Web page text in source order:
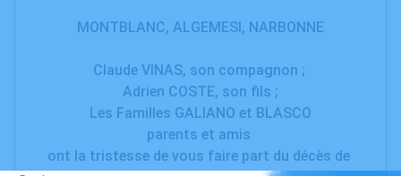
MONTBLANC, ALGEMESI, NARBONNE
Claude VINAS, son compagnon ;
Adrien COSTE, son fils ;
Les Familles GALIANO et BLASCO
parents et amis
ont la tristesse de vous faire part du décès de